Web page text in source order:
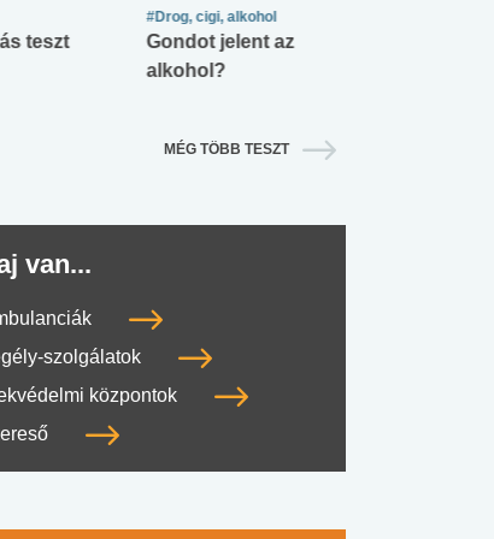
teszt
#Drog, cigi, alkohol
Gondot jelent az
alkohol?
MÉG TÖBB TESZT
van...
szolgálatok
központok